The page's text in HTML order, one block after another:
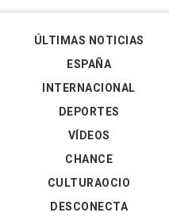
ÚLTIMAS NOTICIAS
ESPAÑA
INTERNACIONAL
DEPORTES
VÍDEOS
CHANCE
CULTURAOCIO
DESCONECTA